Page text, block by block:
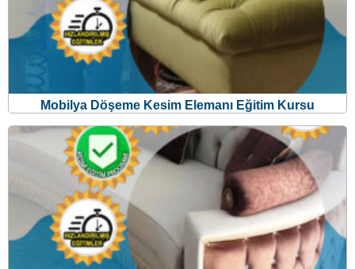
Mobilya Döşeme İmalatçısı Eğitim Kursu